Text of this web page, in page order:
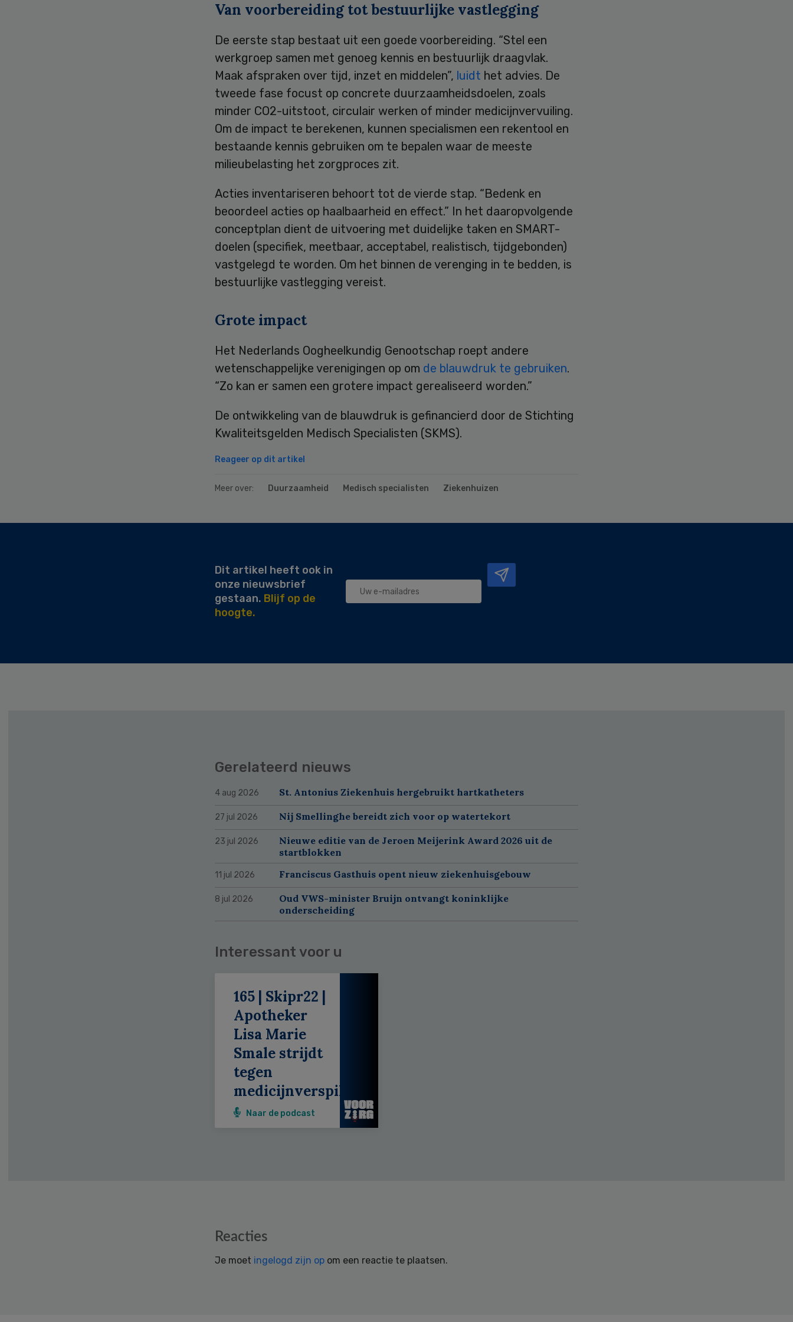
Van voorbereiding tot bestuurlijke vastlegging
De eerste stap bestaat uit een goede voorbereiding. “Stel een
werkgroep samen met genoeg kennis en bestuurlijk draagvlak.
Maak afspraken over tijd, inzet en middelen”, luidt het advies. De
tweede fase focust op concrete duurzaamheidsdoelen, zoals
minder CO2-uitstoot, circulair werken of minder medicijnvervuiling.
Om de impact te berekenen, kunnen specialismen een rekentool en
bestaande kennis gebruiken om te bepalen waar de meeste
milieubelasting het zorgproces zit.
Acties inventariseren behoort tot de vierde stap. “Bedenk en
beoordeel acties op haalbaarheid en effect.” In het daaropvolgende
conceptplan dient de uitvoering met duidelijke taken en SMART-
doelen (specifiek, meetbaar, acceptabel, realistisch, tijdgebonden)
vastgelegd te worden. Om het binnen de verenging in te bedden, is
bestuurlijke vastlegging vereist.
Grote impact
Het Nederlands Oogheelkundig Genootschap roept andere
wetenschappelijke verenigingen op om de blauwdruk te gebruiken.
“Zo kan er samen een grotere impact gerealiseerd worden.”
De ontwikkeling van de blauwdruk is gefinancierd door de Stichting
Kwaliteitsgelden Medisch Specialisten (SKMS).
Reageer op dit artikel
Meer over: Duurzaamheid Medisch specialisten Ziekenhuizen
Dit artikel heeft ook in
onze nieuwsbrief
gestaan. Blijf op de
hoogte.
Gerelateerd nieuws
4 aug 2026 St. Antonius Ziekenhuis hergebruikt hartkatheters
27 jul 2026 Nij Smellinghe bereidt zich voor op watertekort
23 jul 2026
Nieuwe editie van de Jeroen Meijerink Award 2026 uit de
startblokken
11 jul 2026 Franciscus Gasthuis opent nieuw ziekenhuisgebouw
8 jul 2026
Oud VWS-minister Bruijn ontvangt koninklijke
onderscheiding
Interessant voor u
165 | Skipr22 |
Apotheker
Lisa Marie
Smale strijdt
tegen
medicijnverspilling
Naar de podcast
Reacties
Je moet ingelogd zijn op om een reactie te plaatsen.